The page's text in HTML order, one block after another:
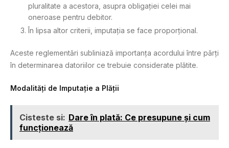
pluralitate a acestora, asupra obligației celei mai
oneroase pentru debitor.
În lipsa altor criterii, imputația se face proporțional.
Aceste reglementări subliniază importanța acordului între părți
în determinarea datoriilor ce trebuie considerate plătite.
Modalități de Imputație a Plății
Cisteste si: Dare în plată: Ce presupune și cum
funcționează